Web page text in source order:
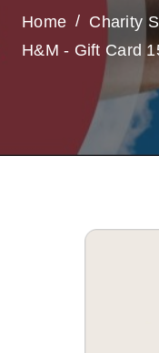
Home Charity
H&M - Gift Card